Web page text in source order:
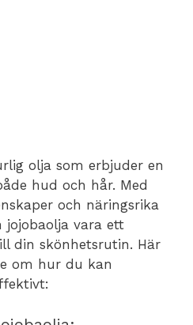
olja som erbjuder en
hud och hår. Med
och näringsrika
jojobaolja vara ett
din skönhetsrutin. Här
om hur du kan